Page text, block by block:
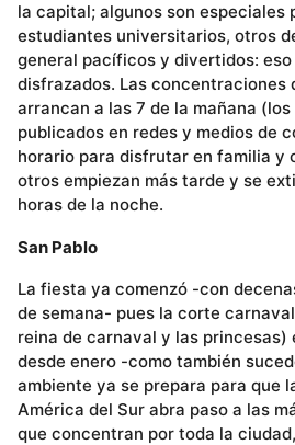
la capital; algunos son especiales
estudiantes universitarios, otros
general pacíficos y divertidos: eso
disfrazados. Las concentraciones
arrancan a las 7 de la mañana
publicados en redes y medios de
horario para disfrutar en familia y
otros empiezan más tarde y se
horas de la noche.
San Pablo
La fiesta ya comenzó -con
de semana- pues la corte
reina de carnaval y las princesas)
desde enero -como también
ambiente ya se prepara para que
América del Sur abra paso a las
que concentran por toda la